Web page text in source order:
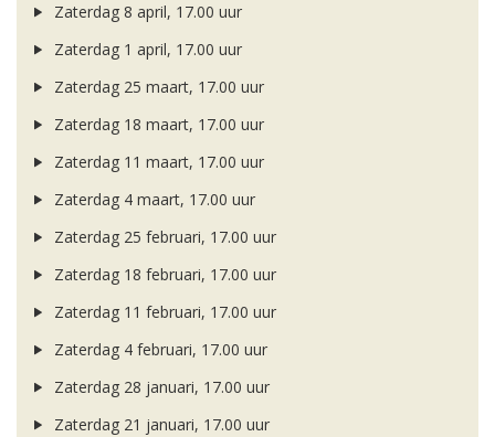
Zaterdag 8 april, 17.00 uur
Zaterdag 1 april, 17.00 uur
Zaterdag 25 maart, 17.00 uur
Zaterdag 18 maart, 17.00 uur
Zaterdag 11 maart, 17.00 uur
Zaterdag 4 maart, 17.00 uur
Zaterdag 25 februari, 17.00 uur
Zaterdag 18 februari, 17.00 uur
Zaterdag 11 februari, 17.00 uur
Zaterdag 4 februari, 17.00 uur
Zaterdag 28 januari, 17.00 uur
Zaterdag 21 januari, 17.00 uur